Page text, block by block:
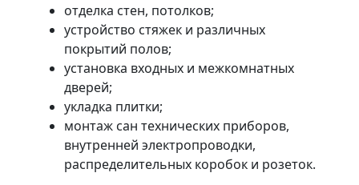
отделка стен, потолков;
устройство стяжек и различных
покрытий полов;
установка входных и межкомнатных
дверей;
укладка плитки;
монтаж сан технических приборов,
внутренней электропроводки,
распределительных коробок и розеток.